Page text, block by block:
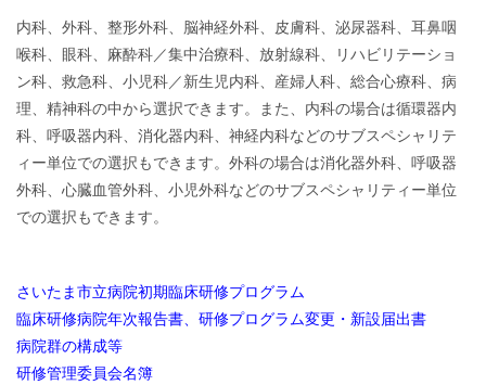
内科、外科、整形外科、脳神経外科、皮膚科、泌尿器科、耳鼻咽
喉科、眼科、麻酔科／集中治療科、放射線科、リハビリテーショ
ン科、救急科、小児科／新生児内科、産婦人科、総合心療科、病
理、精神科の中から選択できます。また、内科の場合は循環器内
科、呼吸器内科、消化器内科、神経内科などのサブスペシャリテ
ィー単位での選択もできます。外科の場合は消化器外科、呼吸器
外科、心臓血管外科、小児外科などのサブスペシャリティー単位
での選択もできます。
さいたま市立病院初期臨床研修プログラム
臨床研修病院年次報告書、研修プログラム変更・新設届出書
病院群の構成等
研修管理委員会名簿